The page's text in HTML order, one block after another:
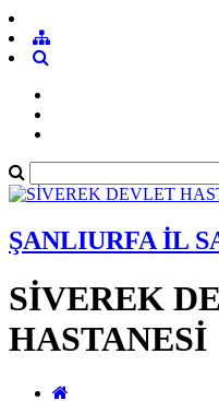
ŞANLIURFA İL
SİVEREK
HASTANESİ